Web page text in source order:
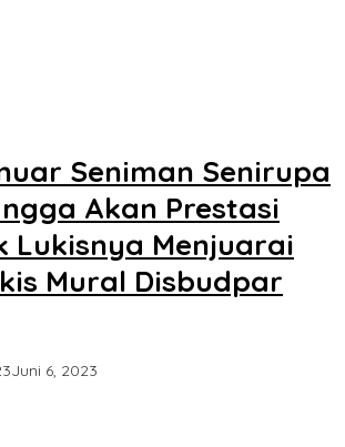
Seniman Senirupa
Akan Prestasi
Lukisnya Menjuarai
Mural Disbudpar
Juni 6, 2023